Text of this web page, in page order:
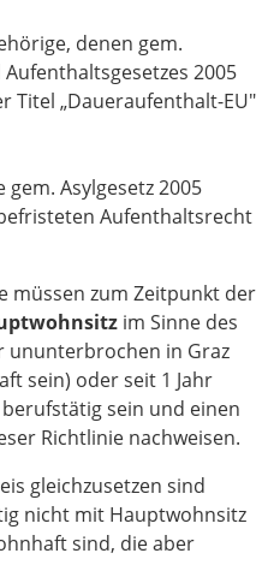
denen gem.
2005
Titel „Daueraufenthalt-EU"
Asylgesetz 2005
Aufenthaltsrecht
müssen zum Zeitpunkt der
im Sinne des
ununterbrochen in Graz
sein) oder seit 1 Jahr
sein und einen
Richtlinie nachweisen.
gleichzusetzen sind
nicht mit Hauptwohnsitz
sind, die aber